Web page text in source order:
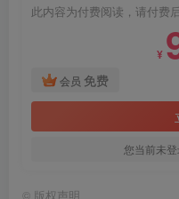
此内容为付费阅读，请付费
¥
会员 免费
您当前未
© 版权声明